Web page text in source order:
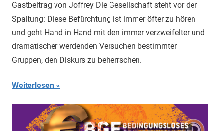
Gastbeitrag von Joffrey Die Gesellschaft steht vor der
Spaltung: Diese Befürchtung ist immer öfter zu hören
und geht Hand in Hand mit den immer verzweifelter und
dramatischer werdenden Versuchen bestimmter
Gruppen, den Diskurs zu beherrschen.
Weiterlesen